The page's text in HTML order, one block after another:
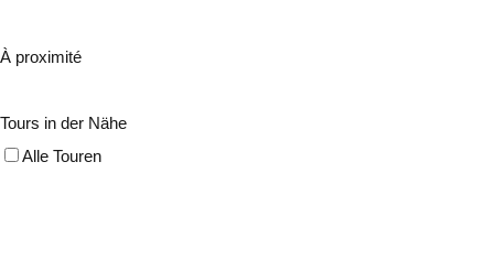
À proximité
Tours in der Nähe
Alle Touren